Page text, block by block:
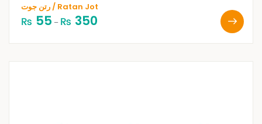
رتن جوت / Ratan Jot
₨ 55 – ₨ 350